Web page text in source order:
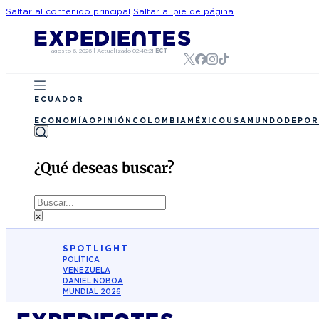
Saltar al contenido principal Saltar al pie de página
agosto 6, 2026 | Actualizado 02:48:21 ECT
ECUADOR
ECONOMÍA OPINIÓN COLOMBIA MÉXICO USA MUNDO
¿Qué deseas buscar?
Buscar
×
SPOTLIGHT
POLÍTICA
VENEZUELA
DANIEL NOBOA
MUNDIAL 2026